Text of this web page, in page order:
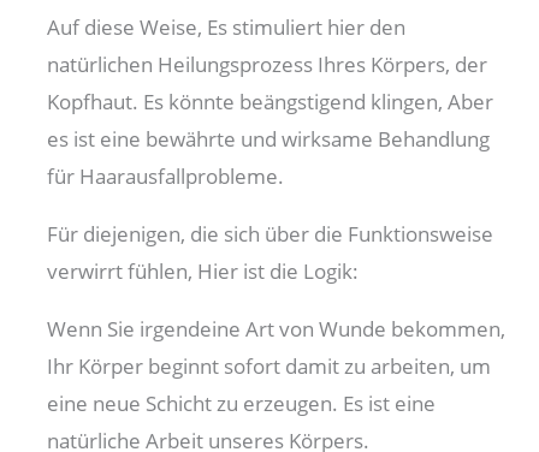
Auf diese Weise, Es stimuliert hier den
natürlichen Heilungsprozess Ihres Körpers, der
Kopfhaut. Es könnte beängstigend klingen, Aber
es ist eine bewährte und wirksame Behandlung
für Haarausfallprobleme.
Für diejenigen, die sich über die Funktionsweise
verwirrt fühlen, Hier ist die Logik:
Wenn Sie irgendeine Art von Wunde bekommen,
Ihr Körper beginnt sofort damit zu arbeiten, um
eine neue Schicht zu erzeugen. Es ist eine
natürliche Arbeit unseres Körpers.